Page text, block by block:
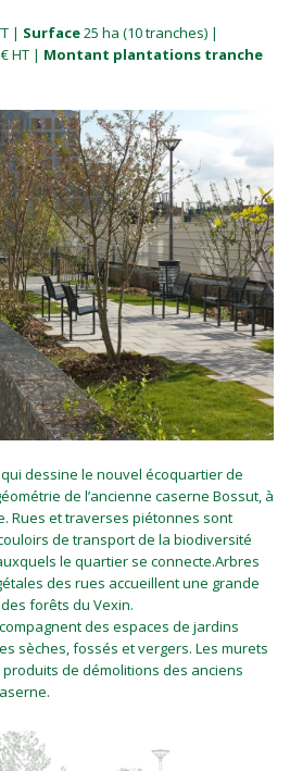
| Surface25 ha (10 tranches) |
HT | Montant plantations tranche
dessine le nouvel écoquartier de
de l’ancienne caserne Bossut, à
Rues et traverses piétonnes sont
de transport de la biodiversité
le quartier se connecte.Arbres
des rues accueillent une grande
forêts du Vexin.
des espaces de jardins
sèches, fossés et vergers. Les murets
de démolitions des anciens